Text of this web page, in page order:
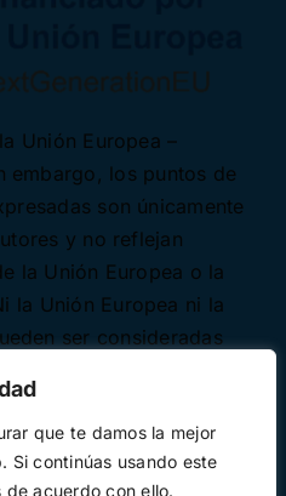
que te damos la mejor
Si continúas usando este
de acuerdo con ello.
Unión Europea –
embargo, los puntos de
son únicamente
y no reflejan
la Unión Europea o la
la Unión Europea ni la
ser consideradas